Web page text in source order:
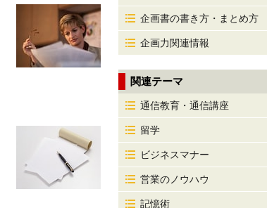
企画書の書き方・まとめ方
企画力関連情報
関連テーマ
通信教育・通信講座
留学
ビジネスマナー
営業のノウハウ
記憶術